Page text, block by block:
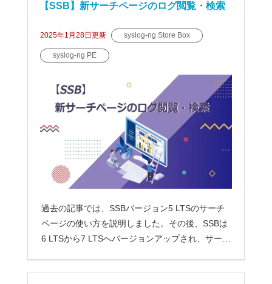
【SSB】新サーチページのログ閲覧・検索
2025年1月28日 更新 syslog-ng Store Box
syslog-ng PE
過去の記事では、SSBバージョン5 LTSのサーチ
ページの使い方を説明しました。その後、SSBは
6 LTSから7 LTSへバージョンアップされ、サーチ